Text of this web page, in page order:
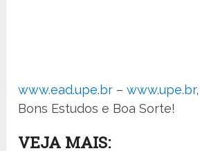
www.ead.upe.br –www.upe.br
Bons Estudos e Boa Sorte!
VEJA MAIS: